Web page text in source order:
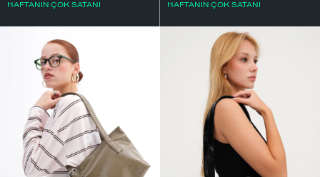
HAFTANIN ÇOK SATANI
HAFTANIN ÇOK SATANI